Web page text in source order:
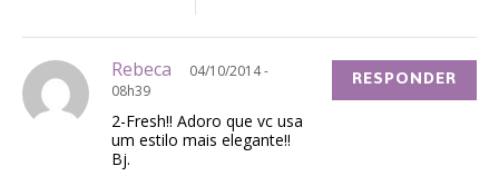
Rebeca
04/10/2014 -
08h39
2-Fresh!! Adoro que vc usa
um estilo mais elegante!!
Bj.
RESPONDER